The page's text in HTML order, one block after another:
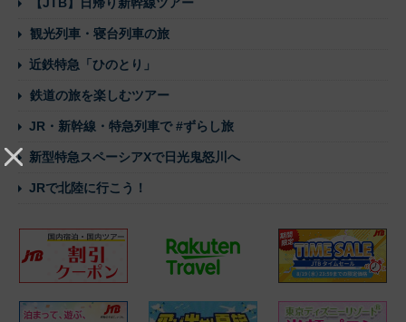
観光列車・寝台列車の旅
近鉄特急「ひのとり」
鉄道の旅を楽しむツアー
JR・新幹線・特急列車で #ずらし旅
新型特急スペーシアXで日光鬼怒川へ
JRで北陸に行こう！